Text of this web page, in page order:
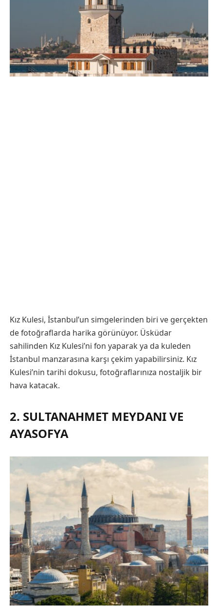
Kız Kulesi, İstanbul’un simgelerinden biri ve gerçekten
de fotoğraflarda harika görünüyor. Üsküdar
sahilinden Kız Kulesi’ni fon yaparak ya da kuleden
İstanbul manzarasına karşı çekim yapabilirsiniz. Kız
Kulesi’nin tarihi dokusu, fotoğraflarınıza nostaljik bir
hava katacak.
2. SULTANAHMET MEYDANI VE
AYASOFYA